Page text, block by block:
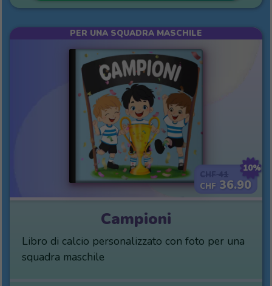
10%
CHF 36.90
PER UNA SQUADRA MASCHILE
Campioni
Libro di calcio personalizzato con foto per una
squadra maschile